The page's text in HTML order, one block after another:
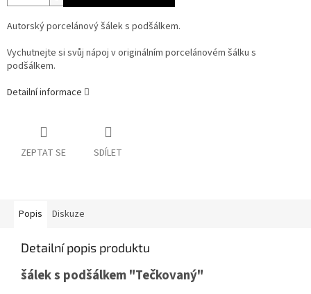
Autorský porcelánový šálek s podšálkem.
Vychutnejte si svůj nápoj v originálním porcelánovém šálku s
podšálkem.
Detailní informace
ZEPTAT SE SDÍLET
Popis Diskuze
Detailní popis produktu
šálek s podšálkem "Tečkovaný"